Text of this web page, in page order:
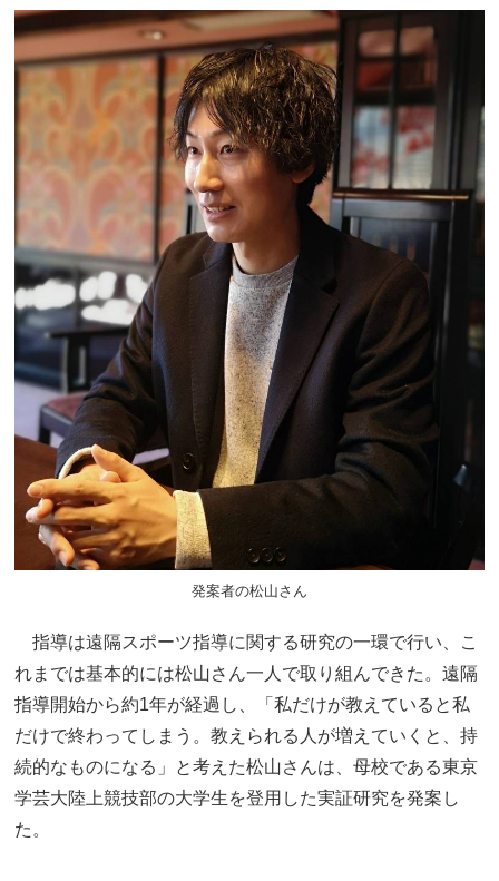
発案者の松山さん
指導は遠隔スポーツ指導に関する研究の一環で行い、こ
れまでは基本的には松山さん一人で取り組んできた。遠隔
指導開始から約1年が経過し、「私だけが教えていると私
だけで終わってしまう。教えられる人が増えていくと、持
続的なものになる」と考えた松山さんは、母校である東京
学芸大陸上競技部の大学生を登用した実証研究を発案し
た。